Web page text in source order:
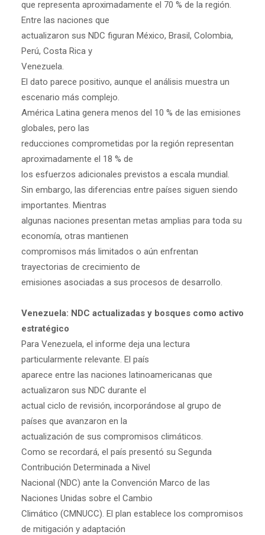
que representa aproximadamente el 70 % de la región.
Entre las naciones que
actualizaron sus NDC figuran México, Brasil, Colombia,
Perú, Costa Rica y
Venezuela.
El dato parece positivo, aunque el análisis muestra un
escenario más complejo.
América Latina genera menos del 10 % de las emisiones
globales, pero las
reducciones comprometidas por la región representan
aproximadamente el 18 % de
los esfuerzos adicionales previstos a escala mundial.
Sin embargo, las diferencias entre países siguen siendo
importantes. Mientras
algunas naciones presentan metas amplias para toda su
economía, otras mantienen
compromisos más limitados o aún enfrentan
trayectorias de crecimiento de
emisiones asociadas a sus procesos de desarrollo.
Venezuela: NDC actualizadas y bosques como activo
estratégico
Para Venezuela, el informe deja una lectura
particularmente relevante. El país
aparece entre las naciones latinoamericanas que
actualizaron sus NDC durante el
actual ciclo de revisión, incorporándose al grupo de
países que avanzaron en la
actualización de sus compromisos climáticos.
Como se recordará, el país presentó su Segunda
Contribución Determinada a Nivel
Nacional (NDC) ante la Convención Marco de las
Naciones Unidas sobre el Cambio
Climático (CMNUCC). El plan establece los compromisos
de mitigación y adaptación